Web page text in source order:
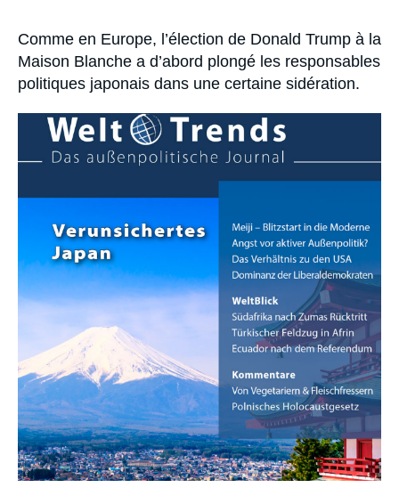
Accroche
Comme en Europe, l’élection de Donald Trump à la
Maison Blanche a d’abord plongé les responsables
politiques japonais dans une certaine sidération.
Image
principale